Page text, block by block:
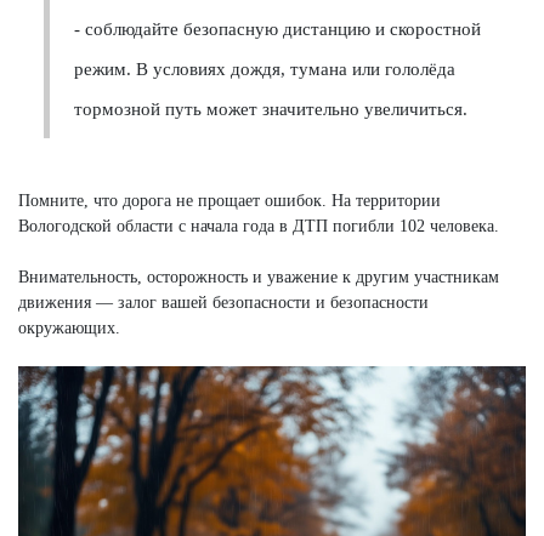
- соблюдайте безопасную дистанцию и скоростной
режим. В условиях дождя, тумана или гололёда
тормозной путь может значительно увеличиться.
Помните, что дорога не прощает ошибок. На территории
Вологодской области с начала года в ДТП погибли 102 человека.
Внимательность, осторожность и уважение к другим участникам
движения — залог вашей безопасности и безопасности
окружающих.